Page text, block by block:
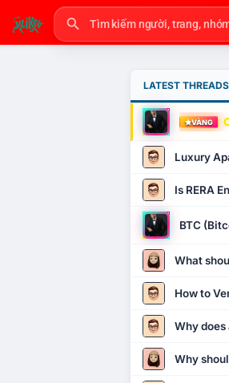
LATEST THREADS
VÀNG
Luxury
Is RERA
BTC
What
How to
Why
Why